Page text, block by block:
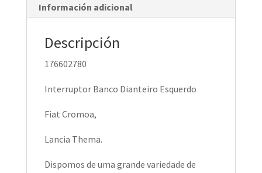
Información adicional
Descripción
176602780
Interruptor Banco Dianteiro Esquerdo
Fiat Cromoa,
Lancia Thema.
Dispomos de uma grande variedade de